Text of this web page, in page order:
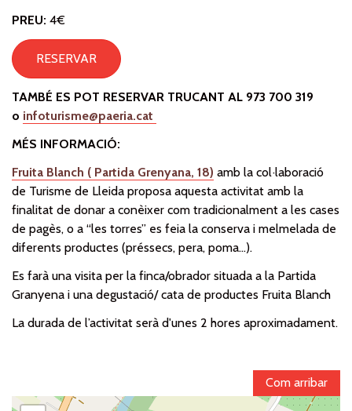
PREU: 4€
RESERVAR
TAMBÉ ES POT RESERVAR TRUCANT AL 973 700 319
o infoturisme@paeria.cat
MÉS INFORMACIÓ:
Fruita Blanch ( Partida Grenyana, 18) amb la col·laboració
de Turisme de Lleida proposa aquesta activitat amb la
finalitat de donar a conèixer com tradicionalment a les cases
de pagès, o a “les torres” es feia la conserva i melmelada de
diferents productes (préssecs, pera, poma...).
Es farà una visita per la finca/obrador situada a la Partida
Granyena i una degustació/ cata de productes Fruita Blanch
La durada de l’activitat serà d'unes 2 hores aproximadament.
Com arribar